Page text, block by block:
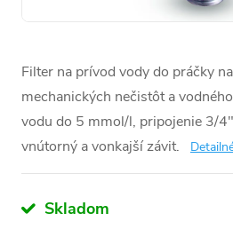
Filter na prívod vody do práčky
mechanických nečistôt a
vodu do 5 mmol/l, pripojenie 3/
vnútorný a vonkajší závit.
Skladom